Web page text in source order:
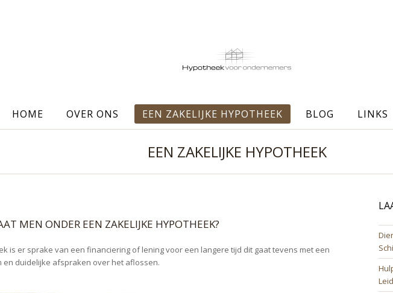
HOME OVER ONS EEN ZAKELIJKE HYPOTHEEK BLOG LINKS
EEN ZAKELIJKE HYPOTHEEK
MEN ONDER EEN ZAKELIJKE HYPOTHEEK?
is er sprake van een financiering of lening voor een langere tijd dit gaat tevens met een
en duidelijke afspraken over het aflossen.